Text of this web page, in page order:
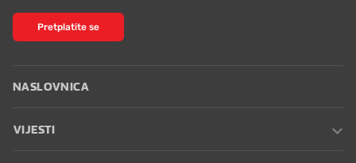
Pretplatite se
NASLOVNICA
VIJESTI